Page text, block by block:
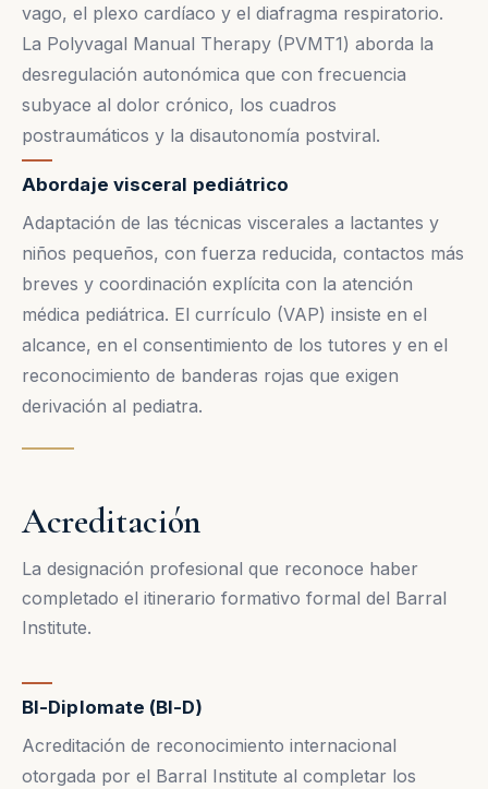
vago, el plexo cardíaco y el diafragma respiratorio.
La Polyvagal Manual Therapy (PVMT1) aborda la
desregulación autonómica que con frecuencia
subyace al dolor crónico, los cuadros
postraumáticos y la disautonomía postviral.
Abordaje visceral pediátrico
Adaptación de las técnicas viscerales a lactantes y
niños pequeños, con fuerza reducida, contactos más
breves y coordinación explícita con la atención
médica pediátrica. El currículo (VAP) insiste en el
alcance, en el consentimiento de los tutores y en el
reconocimiento de banderas rojas que exigen
derivación al pediatra.
Acreditación
La designación profesional que reconoce haber
completado el itinerario formativo formal del Barral
Institute.
BI-Diplomate (BI-D)
Acreditación de reconocimiento internacional
otorgada por el Barral Institute al completar los